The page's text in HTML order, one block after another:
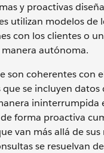
y proactivas
utilizan modelos
con los clientes o
manera autónoma.
son coherentes
se incluyen
forma proactiva
van más allá de
se resuelvan